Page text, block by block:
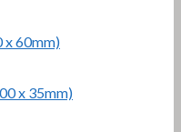
x 60mm)